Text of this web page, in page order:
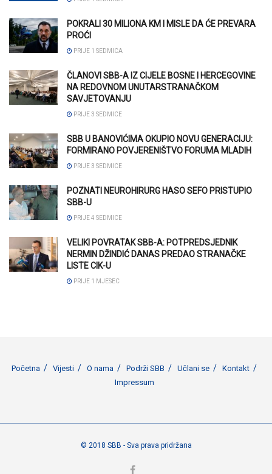
POKRALI 30 MILIONA KM I MISLE DA ĆE PREVARA
PROĆI
PRIJE 1 SEDMICA
ČLANOVI SBB-A IZ CIJELE BOSNE I HERCEGOVINE
NA REDOVNOM UNUTARSTRANAČKOM
SAVJETOVANJU
PRIJE 3 SEDMICE
SBB U BANOVIĆIMA OKUPIO NOVU GENERACIJU:
FORMIRANO POVJERENIŠTVO FORUMA MLADIH
PRIJE 3 SEDMICE
POZNATI NEUROHIRURG HASO SEFO PRISTUPIO
SBB-U
PRIJE 4 SEDMICE
VELIKI POVRATAK SBB-A: POTPREDSJEDNIK
NERMIN DŽINDIĆ DANAS PREDAO STRANAČKE
LISTE CIK-U
PRIJE 1 MJESEC
Početna Vijesti O nama Podrži SBB Učlani se
Kontakt
Impressum
© 2018 SBB - Sva prava pridržana